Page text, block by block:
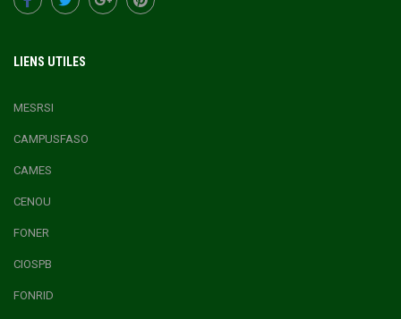
LIENS UTILES
MESRSI
CAMPUSFASO
CAMES
CENOU
FONER
CIOSPB
FONRID